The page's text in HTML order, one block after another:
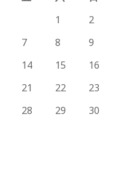
1
2
7 8
9
14 15
16
21 22
23
28 29
30